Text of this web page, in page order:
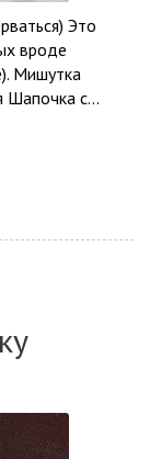
Это
вроде
Мишутка
Шапочка с...